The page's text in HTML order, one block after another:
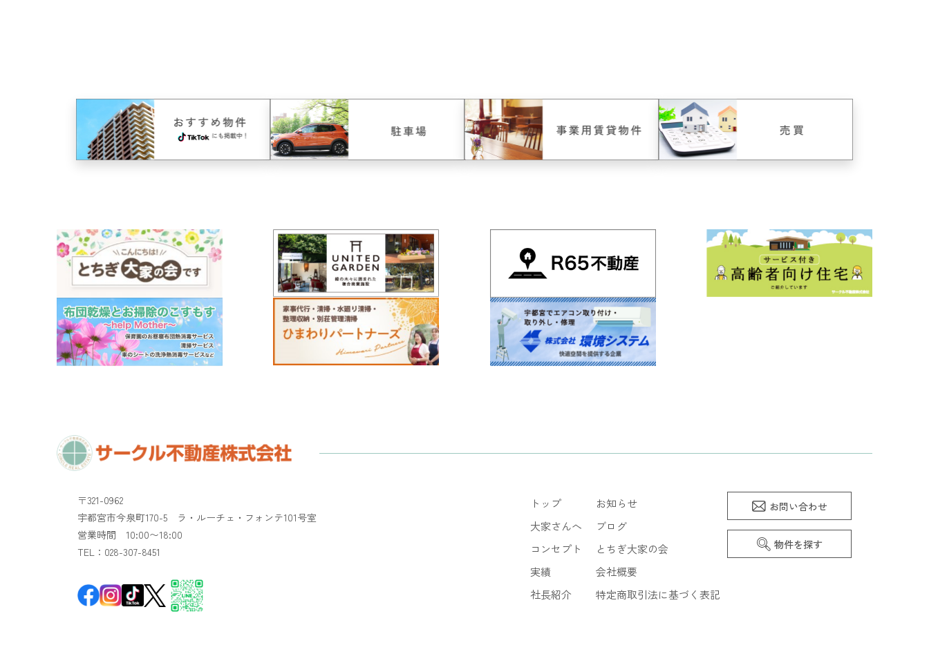
〒321-0962
宇都宮市今泉町170-5 ラ・ルーチェ・フォンテ101号室
​​​​​​​営業時間 10:00〜18:00
TEL：028-307-8451
トップ
大家さんへ
コンセプト
実績
社長紹介
お知らせ
ブログ
とちぎ大家の会
会社概要
特定商取引法に基づく表記
お問い合わせ
物件を探す